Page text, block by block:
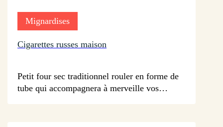
Mignardises
Cigarettes russes maison
Petit four sec traditionnel rouler en forme de
tube qui accompagnera à merveille vos